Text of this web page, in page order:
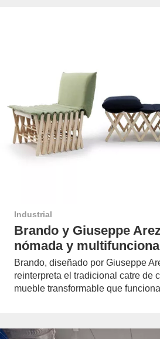
Industrial
Brando y Giuseppe
nómada y
Brando, diseñado por Giuseppe
reinterpreta el tradicional catre de
mueble transformable que